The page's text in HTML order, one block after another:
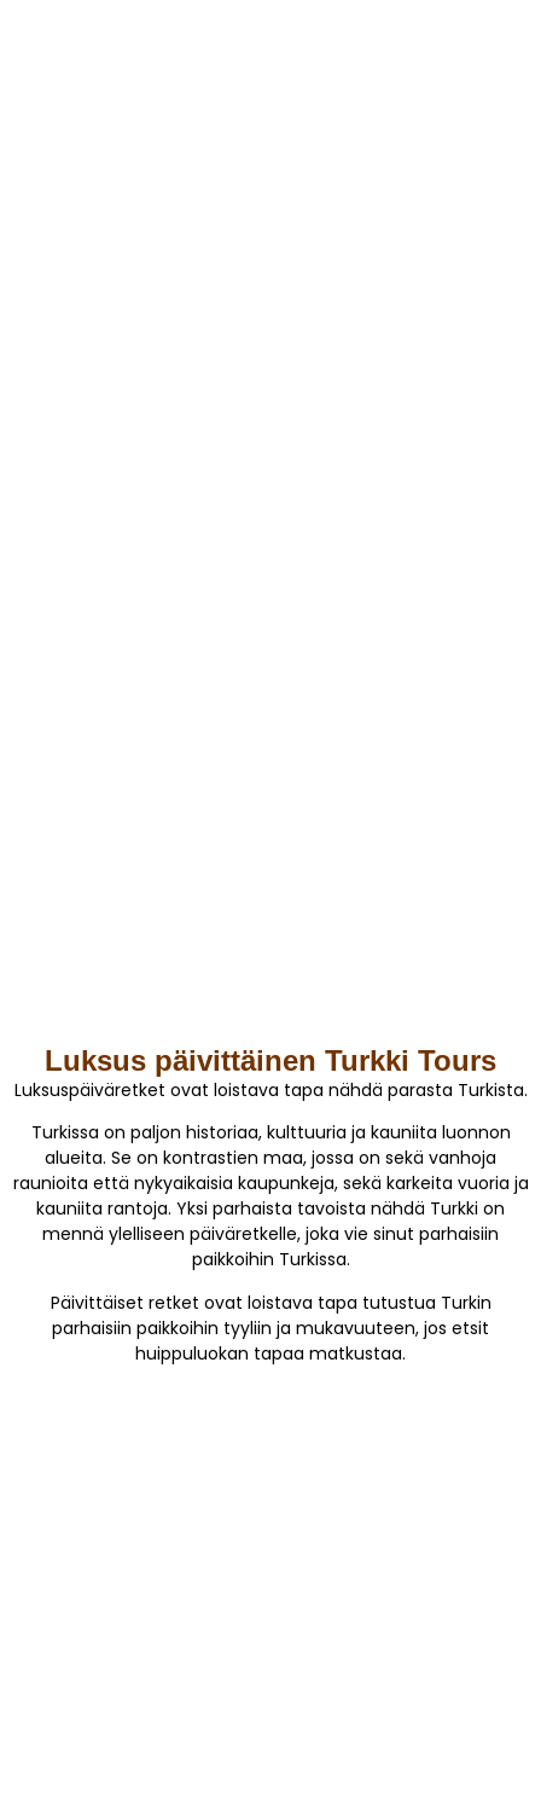
Luksus päivittäinen Turkki Tours
Luksuspäiväretket ovat loistava tapa nähdä parasta Turkista.
Turkissa on paljon historiaa, kulttuuria ja kauniita luonnon
alueita. Se on kontrastien maa, jossa on sekä vanhoja
raunioita että nykyaikaisia kaupunkeja, sekä karkeita vuoria ja
kauniita rantoja. Yksi parhaista tavoista nähdä Turkki on
mennä ylelliseen päiväretkelle, joka vie sinut parhaisiin
paikkoihin Turkissa.
Päivittäiset retket ovat loistava tapa tutustua Turkin
parhaisiin paikkoihin tyyliin ja mukavuuteen, jos etsit
huippuluokan tapaa matkustaa.